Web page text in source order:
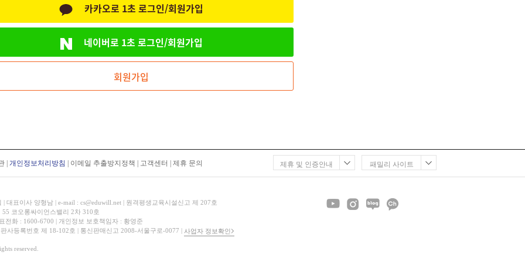
카카오로 1초 로그인/회원가입
네이버로 1초 로그인/회원가입
회원가입
개인정보처리방침 이메일 추출방지정책 고객센터 제휴 문의
대표이사 양형남 | e-mail : cs@eduwill.net | 원격평생교육시설신고 제 207호
코오롱싸이언스밸리 2차 310호
전화 : 1600-6700 | 개인정보 보호책임자 : 황영준
사등록번호 제 18-102호 | 통신판매신고 2008-서울구로-0077 | 사업자 정보확인
reserved.
패밀리 사이트
제휴 및 인증안내